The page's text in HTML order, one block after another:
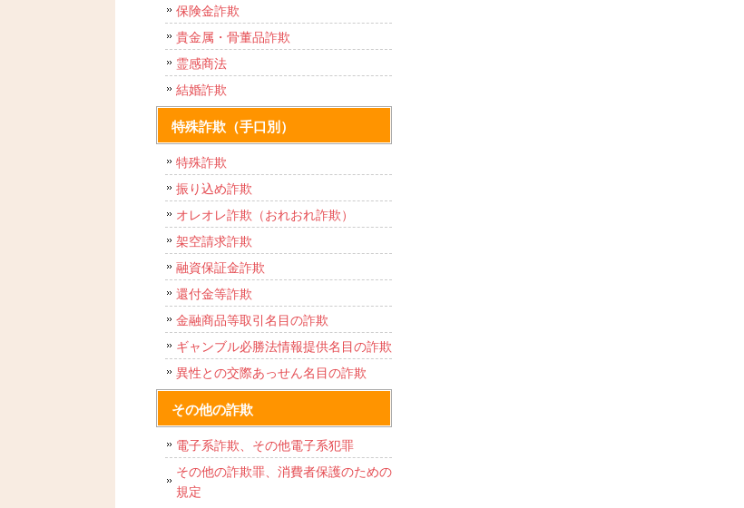
保険金詐欺
貴金属・骨董品詐欺
霊感商法
結婚詐欺
特殊詐欺（手口別）
特殊詐欺
振り込め詐欺
オレオレ詐欺（おれおれ詐欺）
架空請求詐欺
融資保証金詐欺
還付金等詐欺
金融商品等取引名目の詐欺
ギャンブル必勝法情報提供名目の詐欺
異性との交際あっせん名目の詐欺
その他の詐欺
電子系詐欺、その他電子系犯罪
その他の詐欺罪、消費者保護のための
規定